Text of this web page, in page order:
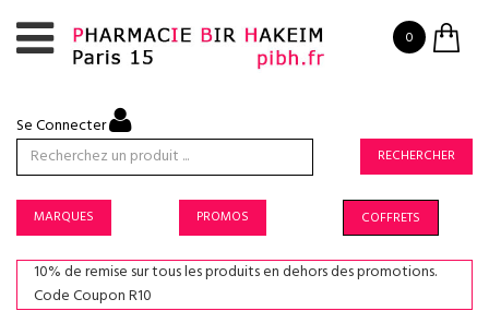
0
Se Connecter
RECHERCHER
MARQUES PROMOS COFFRETS
10% de remise sur tous les produits en dehors des promotions.
Code Coupon R10